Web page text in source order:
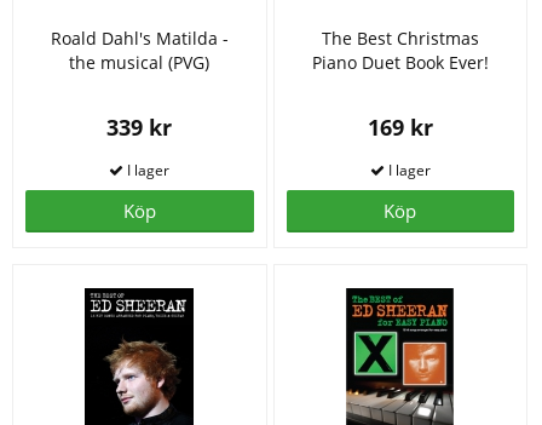
Roald Dahl's Matilda -
the musical (PVG)
339 kr
Köp
The Best Christmas
Piano Duet Book Ever!
169 kr
Köp